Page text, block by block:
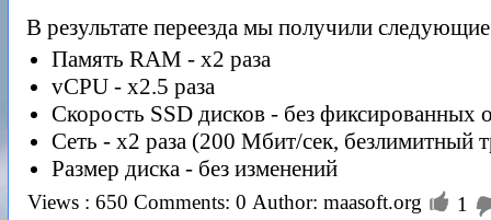
В результате переезда мы получили
Память RAM - x2 раза
vCPU - x2.5 раза
Скорость SSD дисков - без фиксированных
Сеть - x2 раза (200 Мбит/сек, безлимитный
Размер диска - без изменений
Views : 650 Comments: 0 Author: maasoft.org  1